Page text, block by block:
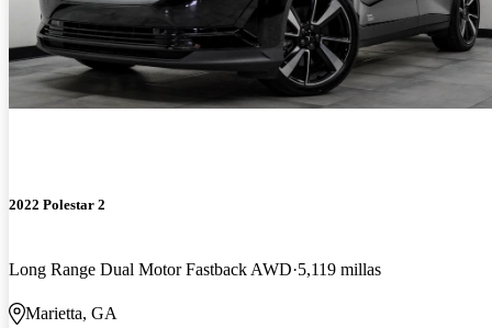
2022 Polestar 2
Long Range Dual Motor Fastback AWD 5,119 millas
Marietta, GA